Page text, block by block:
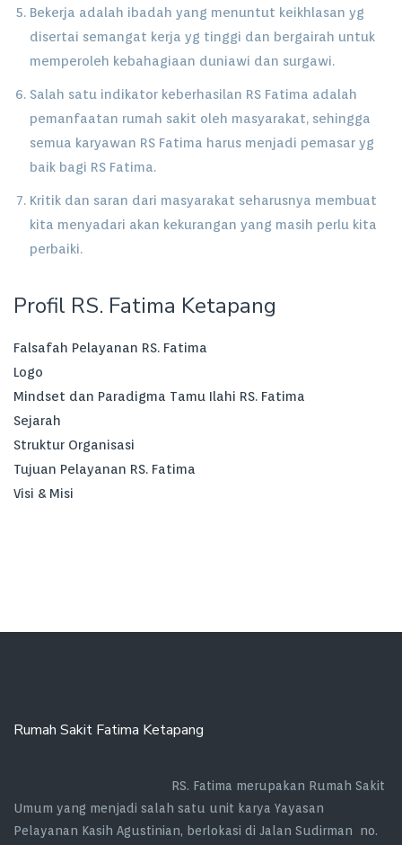
Bekerja adalah ibadah yang menuntut keikhlasan yg
disertai semangat kerja yg tinggi dan bergairah untuk
memperoleh kebahagiaan duniawi dan surgawi.
Salah satu indikator keberhasilan RS Fatima adalah
pemanfaatan rumah sakit oleh masyarakat, sehingga
semua karyawan RS Fatima harus menjadi pemasar yg
baik bagi RS Fatima.
Kritik dan saran dari masyarakat seharusnya membuat
kita menyadari akan kekurangan yang masih perlu kita
perbaiki.
Profil RS. Fatima Ketapang
Falsafah Pelayanan RS. Fatima
Logo
Mindset dan Paradigma Tamu Ilahi RS. Fatima
Sejarah
Struktur Organisasi
Tujuan Pelayanan RS. Fatima
Visi & Misi
Rumah Sakit Fatima Ketapang
RS. Fatima merupakan Rumah Sakit
Umum yang menjadi salah satu unit karya Yayasan
Pelayanan Kasih Agustinian, berlokasi di Jalan Sudirman no.